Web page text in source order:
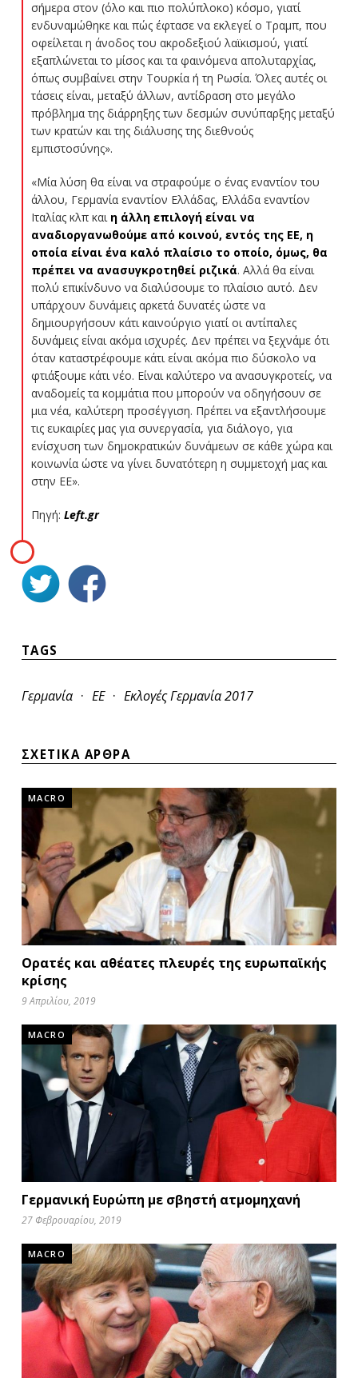
σήμερα στον (όλο και πιο πολύπλοκο) κόσμο, γιατί
ενδυναμώθηκε και πώς έφτασε να εκλεγεί ο Τραμπ, που
οφείλεται η άνοδος του ακροδεξιού λαϊκισμού, γιατί
εξαπλώνεται το μίσος και τα φαινόμενα απολυταρχίας,
όπως συμβαίνει στην Τουρκία ή τη Ρωσία. Όλες αυτές οι
τάσεις είναι, μεταξύ άλλων, αντίδραση στο μεγάλο
πρόβλημα της διάρρηξης των δεσμών συνύπαρξης μεταξύ
των κρατών και της διάλυσης της διεθνούς
εμπιστοσύνης».
«Μία λύση θα είναι να στραφούμε ο ένας εναντίον του
άλλου, Γερμανία εναντίον Ελλάδας, Ελλάδα εναντίον
Ιταλίας κλπ και η άλλη επιλογή είναι να
αναδιοργανωθούμε από κοινού, εντός της ΕΕ, η
οποία είναι ένα καλό πλαίσιο το οποίο, όμως, θα
πρέπει να ανασυγκροτηθεί ριζικά. Αλλά θα είναι
πολύ επικίνδυνο να διαλύσουμε το πλαίσιο αυτό. Δεν
υπάρχουν δυνάμεις αρκετά δυνατές ώστε να
δημιουργήσουν κάτι καινούργιο γιατί οι αντίπαλες
δυνάμεις είναι ακόμα ισχυρές. Δεν πρέπει να ξεχνάμε ότι
όταν καταστρέφουμε κάτι είναι ακόμα πιο δύσκολο να
φτιάξουμε κάτι νέο. Είναι καλύτερο να ανασυγκροτείς, να
αναδομείς τα κομμάτια που μπορούν να οδηγήσουν σε
μια νέα, καλύτερη προσέγγιση. Πρέπει να εξαντλήσουμε
τις ευκαιρίες μας για συνεργασία, για διάλογο, για
ενίσχυση των δημοκρατικών δυνάμεων σε κάθε χώρα και
κοινωνία ώστε να γίνει δυνατότερη η συμμετοχή μας και
στην ΕΕ».
Πηγή: Left.gr
TAGS
Γερμανία · ΕΕ · Εκλογές Γερμανία 2017
ΣΧΕΤΙΚΑ ΑΡΘΡΑ
MACRO
Ορατές και αθέατες πλευρές της ευρωπαϊκής
κρίσης
9 Απριλίου, 2019
MACRO
Γερμανική Ευρώπη με σβηστή ατμομηχανή
27 Φεβρουαρίου, 2019
MACRO